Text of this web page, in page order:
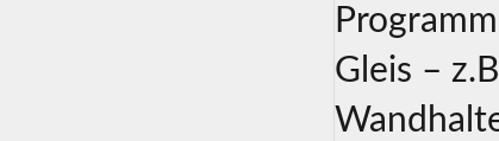
Gleis –